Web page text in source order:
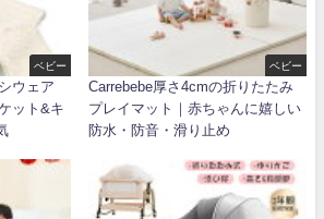
ベビー
ウェア
ット&キ
ベビー
Carrebebe厚さ4cmの折りたたみ
プレイマット｜赤ちゃんに嬉しい
防水・防音・滑り止め